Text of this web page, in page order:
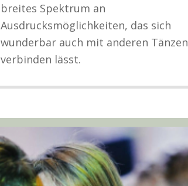
breites Spektrum an
Ausdrucksmöglichkeiten, das sich
wunderbar auch mit anderen Tänzen
verbinden lässt.